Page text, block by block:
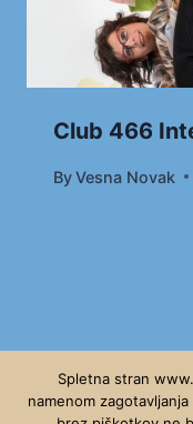
Club 466
ByVesna Novak
Spletna stran
namenom